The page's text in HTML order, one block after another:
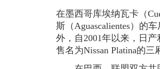
在墨西哥库埃纳瓦卡（
斯（Aguascalientes）的
外，自2001年以来，日
售名为Nissan Platina的